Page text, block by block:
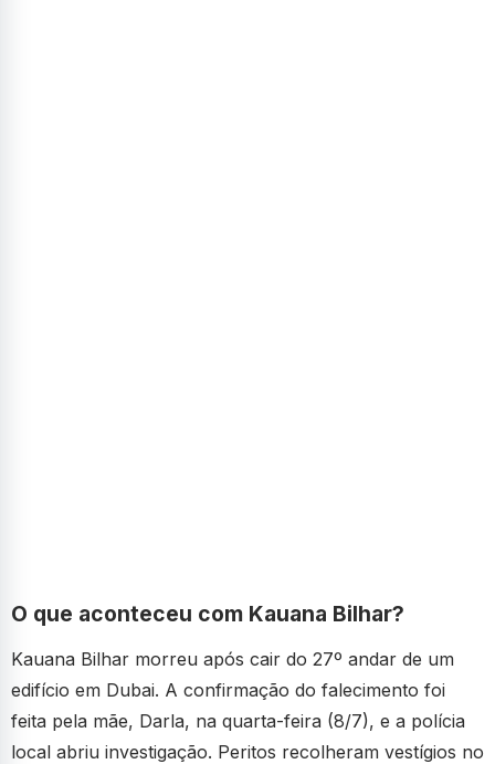
O que aconteceu com Kauana Bilhar?
Kauana Bilhar morreu após cair do 27º andar de um
edifício em Dubai. A confirmação do falecimento foi
feita pela mãe, Darla, na quarta-feira (8/7), e a polícia
local abriu investigação. Peritos recolheram vestígios no